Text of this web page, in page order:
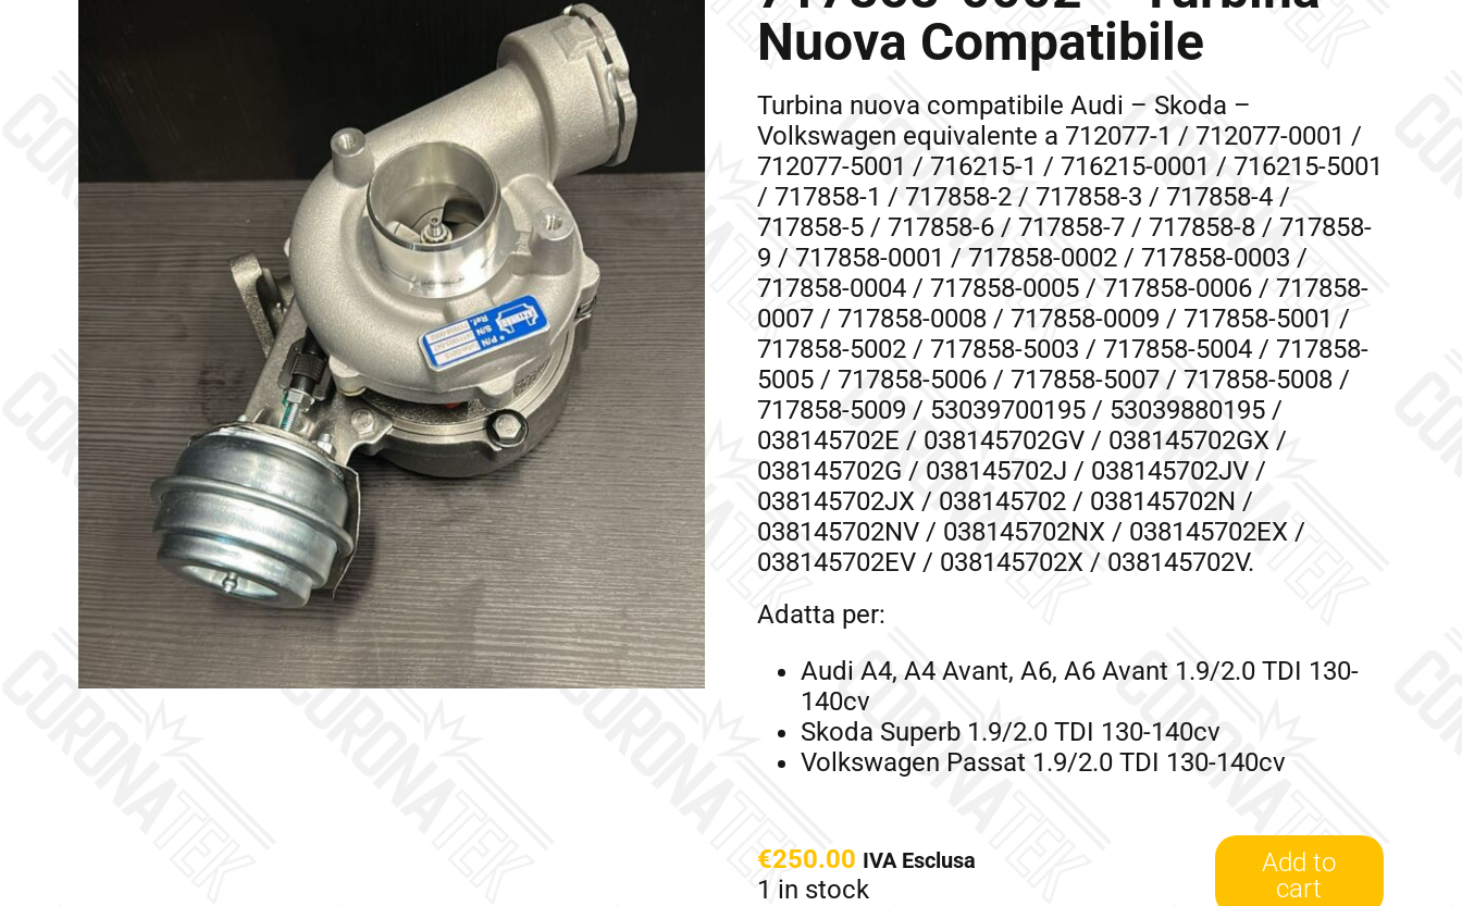
Nuova Compatibile
Turbina nuova compatibile Audi – Skoda –
Volkswagen equivalente a 712077-1 / 712077-0001 /
712077-5001 / 716215-1 / 716215-0001 / 716215-5001
/ 717858-1 / 717858-2 / 717858-3 / 717858-4 /
717858-5 / 717858-6 / 717858-7 / 717858-8 / 717858-
9 / 717858-0001 / 717858-0002 / 717858-0003 /
717858-0004 / 717858-0005 / 717858-0006 / 717858-
0007 / 717858-0008 / 717858-0009 / 717858-5001 /
717858-5002 / 717858-5003 / 717858-5004 / 717858-
5005 / 717858-5006 / 717858-5007 / 717858-5008 /
717858-5009 / 53039700195 / 53039880195 /
038145702E / 038145702GV / 038145702GX /
038145702G / 038145702J / 038145702JV /
038145702JX / 038145702 / 038145702N /
038145702NV / 038145702NX / 038145702EX /
038145702EV / 038145702X / 038145702V.
Adatta per:
Audi A4, A4 Avant, A6, A6 Avant 1.9/2.0 TDI 130-
140cv
Skoda Superb 1.9/2.0 TDI 130-140cv
Volkswagen Passat 1.9/2.0 TDI 130-140cv
€250.00 IVA Esclusa
1 in stock
717858-
Add to
cart